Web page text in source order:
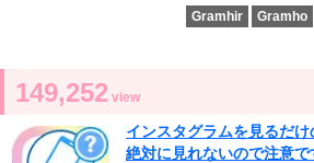
Gramhir
Gramho
149,252 view
インスタグラムを見るだ
絶対に見れないので注意で